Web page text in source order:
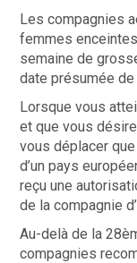
Les compagnies
femmes
semaine de
date présumée de
Lorsque vous
et que vous
vous déplacer
d’un pays
reçu une
de la compagnie
Au-delà de la
compagnies